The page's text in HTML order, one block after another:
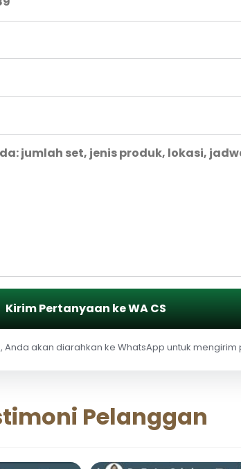
Kirim Pertanyaan ke WA CS
Anda akan diarahkan ke WhatsApp untuk mengirim
Pelanggan